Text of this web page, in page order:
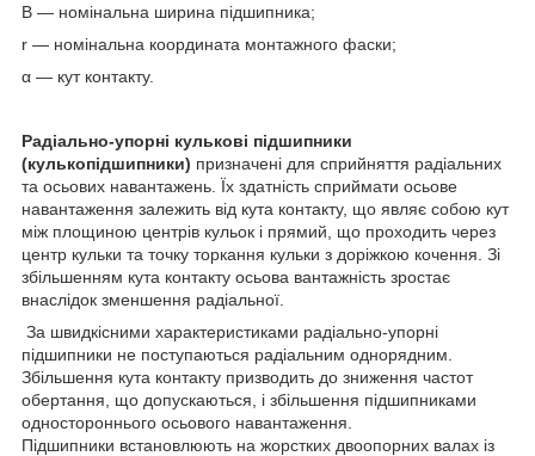
B — номінальна ширина підшипника;
r — номінальна координата монтажного фаски;
α — кут контакту.
Радіально-упорні кулькові підшипники
(кулькопідшипники) призначені для сприйняття радіальних
та осьових навантажень. Їх здатність сприймати осьове
навантаження залежить від кута контакту, що являє собою кут
між площиною центрів кульок і прямий, що проходить через
центр кульки та точку торкання кульки з доріжкою кочення. Зі
збільшенням кута контакту осьова вантажність зростає
внаслідок зменшення радіальної.
За швидкісними характеристиками радіально-упорні
підшипники не поступаються радіальним однорядним.
Збільшення кута контакту призводить до зниження частот
обертання, що допускаються, і збільшення підшипниками
одностороннього осьового навантаження.
Підшипники встановлюють на жорстких двоопорних валах із